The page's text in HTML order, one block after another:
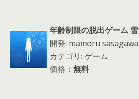
年齢制限の脱出ゲーム
開発: mamoru
カテゴリ: ゲーム
価格： 無料